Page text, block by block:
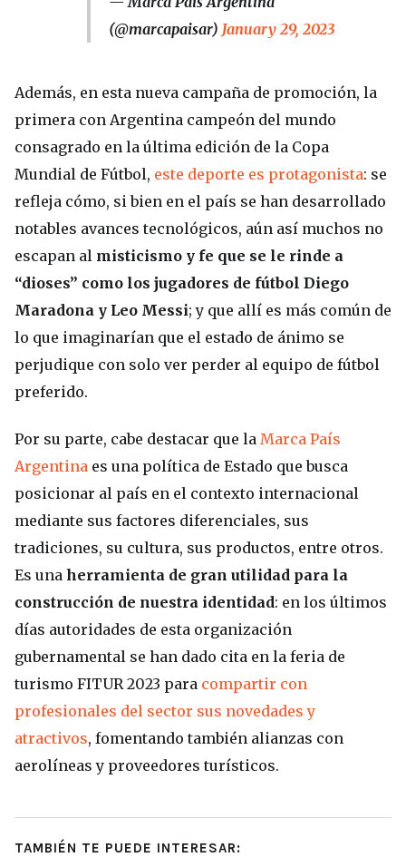
(@marcapaisar) January 29, 2023
Además, en esta nueva campaña de promoción, la
primera con Argentina campeón del mundo
consagrado en la última edición de la Copa
Mundial de Fútbol, este deporte es protagonista: se
refleja cómo, si bien en el país se han desarrollado
notables avances tecnológicos, aún así muchos no
escapan al misticismo y fe que se le rinde a
“dioses” como los jugadores de fútbol Diego
Maradona y Leo Messi; y que allí es más común de
lo que imaginarían que el estado de ánimo se
perjudique con solo ver perder al equipo de fútbol
preferido.
Por su parte, cabe destacar que la Marca País
Argentina es una política de Estado que busca
posicionar al país en el contexto internacional
mediante sus factores diferenciales, sus
tradiciones, su cultura, sus productos, entre otros.
Es una herramienta de gran utilidad para la
construcción de nuestra identidad: en los últimos
días autoridades de esta organización
gubernamental se han dado cita en la feria de
turismo FITUR 2023 para compartir con
profesionales del sector sus novedades y
atractivos, fomentando también alianzas con
aerolíneas y proveedores turísticos.
TAMBIÉN TE PUEDE INTERESAR: